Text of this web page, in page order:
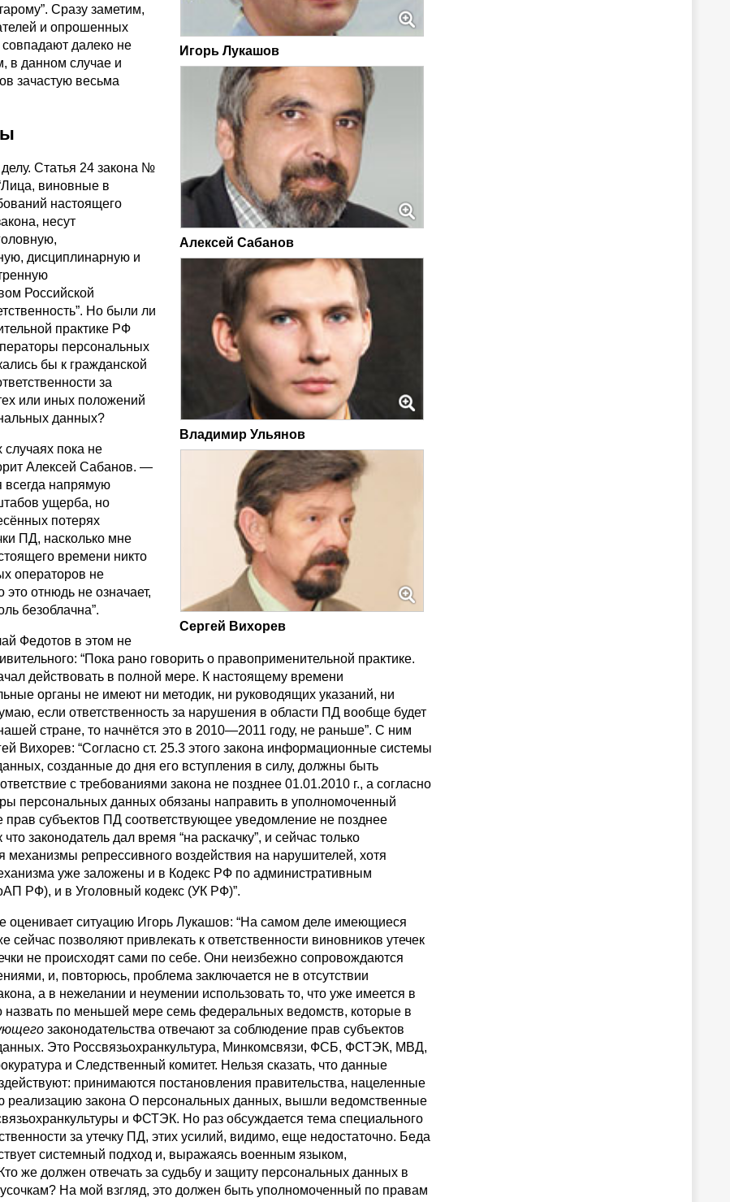
Игорь Лукашов
Алексей Сабанов
Владимир Ульянов
Сергей Вихорев
Сразу заметим,
и опрошенных
далеко не
в данном случае и
зачастую весьма
Статья 24 закона №
виновные в
настоящего
несут
дисциплинарную и
Российской
Но были ли
практике РФ
персональных
бы к гражданской
за
или иных положений
данных?
случаях пока не
Алексей Сабанов. —
всегда напрямую
ущерба, но
потерях
ПД, насколько мне
времени никто
операторов не
это отнюдь не означает,
безоблачна”.
Федотов в этом не
“Пока рано говорить о правоприменительной практике.
действовать в полной мере. К настоящему времени
органы не имеют ни методик, ни руководящих указаний, ни
если ответственность за нарушения в области ПД вообще будет
стране, то начнётся это в 2010—2011 году, не раньше”. С ним
Вихорев: “Согласно ст. 25.3 этого закона информационные системы
созданные до дня его вступления в силу, должны быть
с требованиями закона не позднее 01.01.2010 г., а согласно
персональных данных обязаны направить в уполномоченный
прав субъектов ПД соответствующее уведомление не позднее
что законодатель дал время “на раскачку”, и сейчас только
механизмы репрессивного воздействия на нарушителей, хотя
уже заложены и в Кодекс РФ по административным
РФ), и в Уголовный кодекс (УК РФ)”.
оценивает ситуацию Игорь Лукашов: “На самом деле имеющиеся
сейчас позволяют привлекать к ответственности виновников утечек
не происходят сами по себе. Они неизбежно сопровождаются
и, повторюсь, проблема заключается не в отсутствии
а в нежелании и неумении использовать то, что уже имеется в
по меньшей мере семь федеральных ведомств, которые в
законодательства отвечают за соблюдение прав субъектов
Это Россвязьохранкультура, Минкомсвязи, ФСБ, ФСТЭК, МВД,
и Следственный комитет. Нельзя сказать, что данные
принимаются постановления правительства, нацеленные
реализацию закона О персональных данных, вышли ведомственные
и ФСТЭК. Но раз обсуждается тема специального
за утечку ПД, этих усилий, видимо, еще недостаточно. Беда
системный подход и, выражаясь военным языком,
же должен отвечать за судьбу и защиту персональных данных в
На мой взгляд, это должен быть уполномоченный по правам